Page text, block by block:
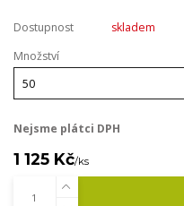
Dostupnost
skladem
Množství
Nejsme plátci DPH
1 125 Kč/ks